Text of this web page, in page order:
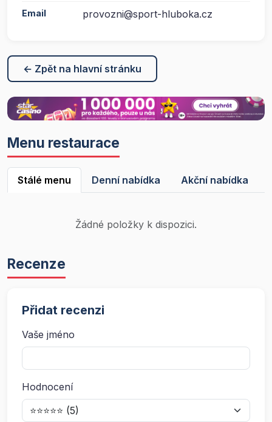
Email provozni@sport-hluboka.cz
← Zpět na hlavní stránku
Menu restaurace
Stálé menu Denní nabídka Akční nabídka
Žádné položky k dispozici.
Recenze
Přidat recenzi
Vaše jméno
Hodnocení